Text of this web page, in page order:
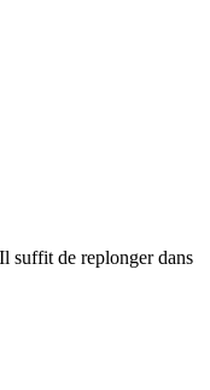
suffit de replonger dans